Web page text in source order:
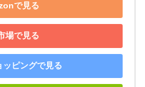
で見る
場で見る
ピングで見る